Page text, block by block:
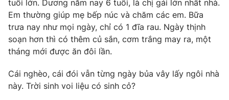
Thị trường
Góc doanh nghiệp
Truyền hình
Phim VTV
Nhân vật
Giải trí
Điện ảnh
Đời sống
tuổi lớn. Dương năm nay 6 tuổi, là chị gái lớn nhất nhà.
Em thường giúp mẹ bếp núc và chăm các em. Bữa
trưa nay như mọi ngày, chỉ có 1 đĩa rau. Ngày thịnh
soạn hơn thì có thêm củ sắn, cơm trắng may ra, một
tháng mới được ăn đôi lần.
Cái nghèo, cái đói vẫn từng ngày bủa vây lấy ngôi nhà
này. Trời sinh voi liệu có sinh cỏ?